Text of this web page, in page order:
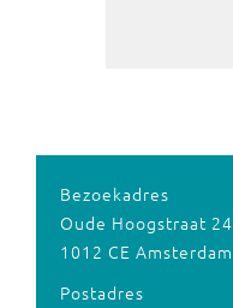
Bezoekadres
Oude Hoogstraat 24
1012 CE Amsterdam
Postadres